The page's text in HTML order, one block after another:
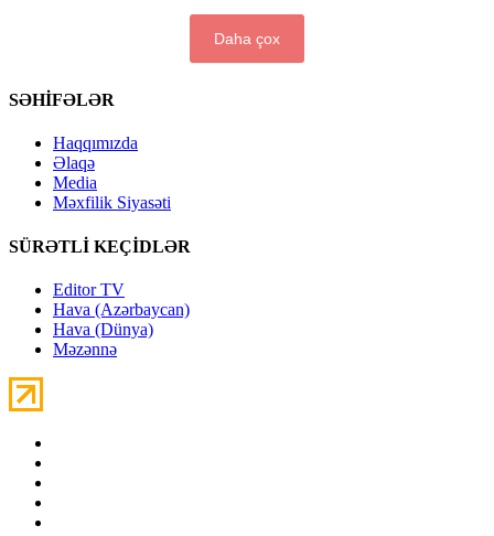
Daha çox
SƏHİFƏLƏR
Haqqımızda
Əlaqə
Media
Məxfilik Siyasəti
SÜRƏTLİ KEÇİDLƏR
Editor TV
Hava (Azərbaycan)
Hava (Dünya)
Məzənnə